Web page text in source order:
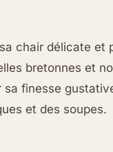
chair délicate et
bretonnes et
finesse
et des soupes.